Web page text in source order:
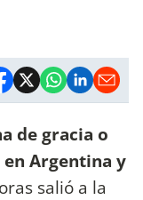
de gracia o
en Argentina y
salió a la